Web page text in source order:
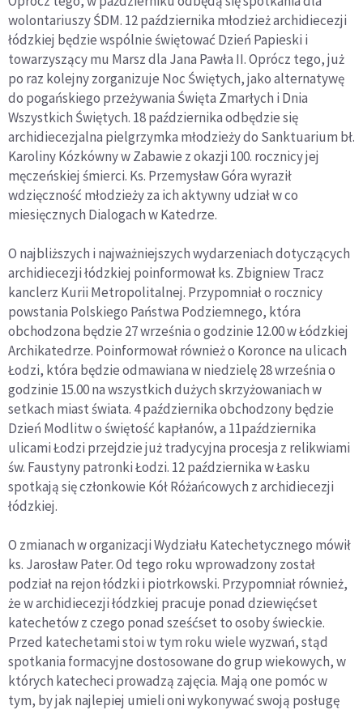
wolontariuszy ŚDM. 12 października młodzież archidiecezji
łódzkiej będzie wspólnie świętować Dzień Papieski i
towarzyszący mu Marsz dla Jana Pawła II. Oprócz tego, już
po raz kolejny zorganizuje Noc Świętych, jako alternatywę
do pogańskiego przeżywania Święta Zmarłych i Dnia
Wszystkich Świętych. 18 października odbędzie się
archidiecezjalna pielgrzymka młodzieży do Sanktuarium bł.
Karoliny Kózkówny w Zabawie z okazji 100. rocznicy jej
męczeńskiej śmierci. Ks. Przemysław Góra wyraził
wdzięczność młodzieży za ich aktywny udział w co
miesięcznych Dialogach w Katedrze.
O najbliższych i najważniejszych wydarzeniach dotyczących
archidiecezji łódzkiej poinformował ks. Zbigniew Tracz
kanclerz Kurii Metropolitalnej. Przypomniał o rocznicy
powstania Polskiego Państwa Podziemnego, która
obchodzona będzie 27 września o godzinie 12.00 w Łódzkiej
Archikatedrze. Poinformował również o Koronce na ulicach
Łodzi, która będzie odmawiana w niedzielę 28 września o
godzinie 15.00 na wszystkich dużych skrzyżowaniach w
setkach miast świata. 4 października obchodzony będzie
Dzień Modlitw o świętość kapłanów, a 11października
ulicami Łodzi przejdzie już tradycyjna procesja z relikwiami
św. Faustyny patronki Łodzi. 12 października w Łasku
spotkają się członkowie Kół Różańcowych z archidiecezji
łódzkiej.
O zmianach w organizacji Wydziału Katechetycznego mówił
ks. Jarosław Pater. Od tego roku wprowadzony został
podział na rejon łódzki i piotrkowski. Przypomniał również,
że w archidiecezji łódzkiej pracuje ponad dziewięćset
katechetów z czego ponad sześćset to osoby świeckie.
Przed katechetami stoi w tym roku wiele wyzwań, stąd
spotkania formacyjne dostosowane do grup wiekowych, w
których katecheci prowadzą zajęcia. Mają one pomóc w
tym, by jak najlepiej umieli oni wykonywać swoją posługę